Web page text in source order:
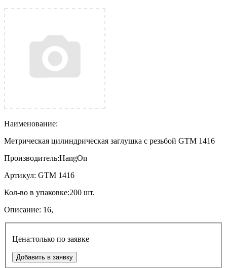
Наименование:
Метрическая цилиндрическая заглушка с резьбой GTM 1416
Производитель:HangOn
Артикул: GTM 1416
Кол-во в упаковке:200 шт.
Описание: 16,
Цена:только по заявке
Добавить в заявку